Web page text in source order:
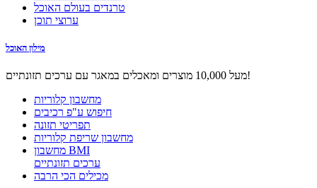
טרנדים בעולם האוכל
ערוצי תוכן
מילון האוכל
מעל 10,000 מוצרים ומאכלים במאגר עם ערכים תזונתיים!
מחשבון קלוריות
חיפוש ע"פ רכיבים
תפריטי תזונה
מחשבון שריפת קלוריות
מחשבון BMI
ערכים תזונתיים
מכילים הכי הרבה